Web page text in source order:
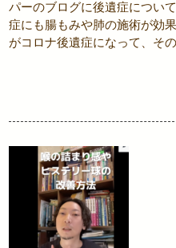
パーのブログに後遺症につい
症にも腸もみや肺の施術が効
がコロナ後遺症になって、そ